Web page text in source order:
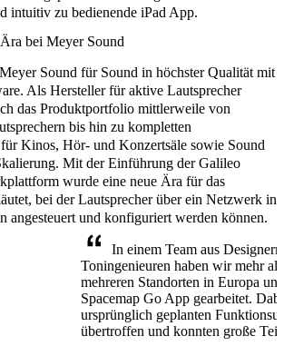
intuitiv zu bedienende iPad App.
bei Meyer Sound
Sound für Sound in höchster Qualität mit
Als Hersteller für aktive Lautsprecher
das Produktportfolio mittlerweile von
bis hin zu kompletten
für Kinos, Hör- und Konzertsäle sowie Sound
Mit der Einführung der Galileo
wurde eine neue Ära für das
bei der Lautsprecher über ein Netzwerk in
angesteuert und konfiguriert werden können.
In einem Team aus
Toningenieuren haben wir mehr
mehreren Standorten in Europa
Spacemap Go App gearbeitet.
ursprünglich geplanten
übertroffen und konnten große